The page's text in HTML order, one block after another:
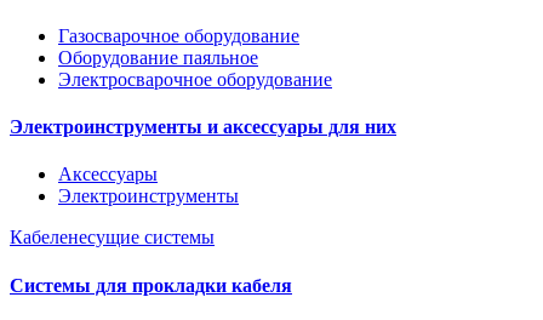
Газосварочное оборудование
Оборудование паяльное
Электросварочное оборудование
Электроинструменты и аксессуары для них
Аксессуары
Электроинструменты
Кабеленесущие системы
Системы для прокладки кабеля